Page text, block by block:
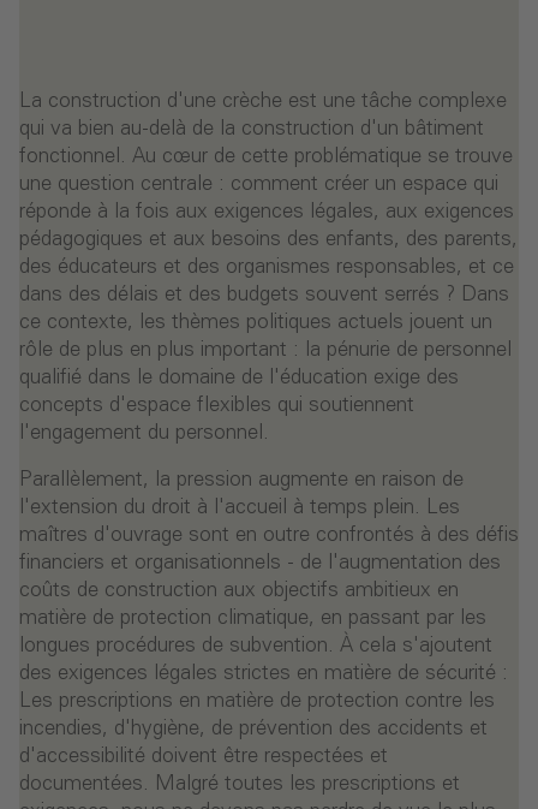
La construction d'une crèche est une tâche complexe
qui va bien au-delà de la construction d'un bâtiment
fonctionnel. Au cœur de cette problématique se trouve
une question centrale : comment créer un espace qui
réponde à la fois aux exigences légales, aux exigences
pédagogiques et aux besoins des enfants, des parents,
des éducateurs et des organismes responsables, et ce
dans des délais et des budgets souvent serrés ? Dans
ce contexte, les thèmes politiques actuels jouent un
rôle de plus en plus important : la pénurie de personnel
qualifié dans le domaine de l'éducation exige des
concepts d'espace flexibles qui soutiennent
l'engagement du personnel.
Parallèlement, la pression augmente en raison de
l'extension du droit à l'accueil à temps plein. Les
maîtres d'ouvrage sont en outre confrontés à des défis
financiers et organisationnels - de l'augmentation des
coûts de construction aux objectifs ambitieux en
matière de protection climatique, en passant par les
longues procédures de subvention. À cela s'ajoutent
des exigences légales strictes en matière de sécurité :
Les prescriptions en matière de protection contre les
incendies, d'hygiène, de prévention des accidents et
d'accessibilité doivent être respectées et
documentées. Malgré toutes les prescriptions et